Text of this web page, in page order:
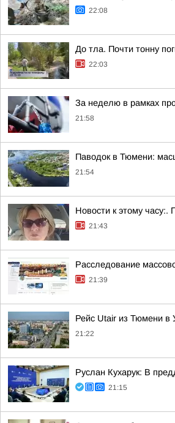
22:08
До тла. Почти тонну
22:03
За неделю в рамках
21:58
Паводок в Тюмени:
21:54
Новости к этому
21:43
Расследование
21:39
Рейс Utair из Тюмени в
21:22
Руслан Кухарук: В
21:15